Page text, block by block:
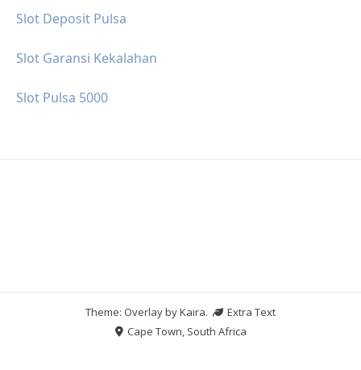
Slot Deposit Pulsa
Slot Garansi Kekalahan
Slot Pulsa 5000
Theme: Overlay byKaira.
Extra Text
Cape Town, South Africa